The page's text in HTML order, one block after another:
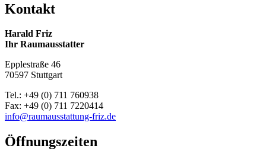
Kontakt
Harald Friz
Ihr Raumausstatter
Epplestraße 46
70597 Stuttgart
Tel.: +49 (0) 711 760938
Fax: +49 (0) 711 7220414
info@raumausstattung-friz.de
Öffnungszeiten